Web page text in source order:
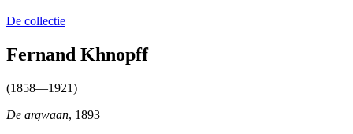
De collectie
Fernand Khnopff
(1858—1921)
De argwaan, 1893